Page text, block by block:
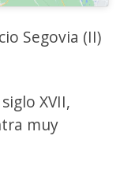
Segovia (II)
XVII,
muy